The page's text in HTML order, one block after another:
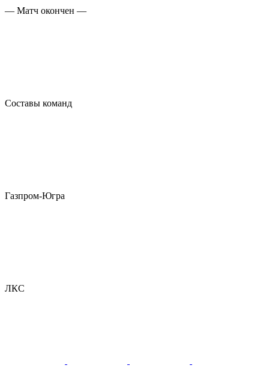
— Матч окончен —
Составы команд
Газпром-Югра
ЛКС